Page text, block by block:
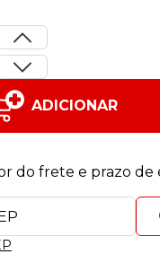
ADICIONAR
do frete e prazo de